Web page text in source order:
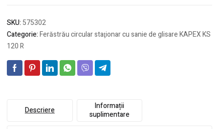
120
REB
SKU: 575302
Categorie:Ferăstrău circular staţionar cu sanie de glisare KAPEX KS
120 R
Descriere
Informații
suplimentare